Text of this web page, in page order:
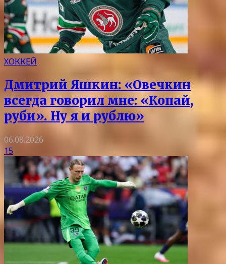
ХОККЕЙ
Дмитрий Яшкин: «Овечкин
всегда говорил мне: «Копай,
руби». Ну я и рублю»
06.08.2026
15